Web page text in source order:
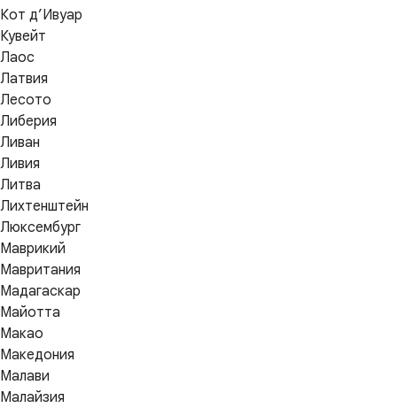
Кот д’Ивуар
Кувейт
Лаос
Латвия
Лесото
Либерия
Ливан
Ливия
Литва
Лихтенштейн
Люксембург
Маврикий
Мавритания
Мадагаскар
Майотта
Макао
Македония
Малави
Малайзия